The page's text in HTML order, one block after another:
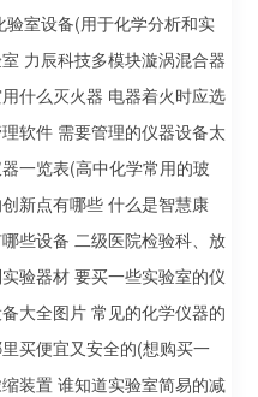
学专业的
试剂的清单
验室设备(用于化学分析和实
力辰科技多模块漩涡混合器
操作？
什么灭火器 电器着火时应选
火
软件 需要管理的仪器设备太
用的实验室管理软件
一览表(高中化学常用的玻
新点有哪些 什么是智慧康
该怎么做？
些设备 二级医院检验科、放
哪些医疗设备!详细点!
验器材 要买一些实验室的仪
一下到哪儿买
大全图片 常见的化学仪器的
买便宜又安全的(想购买一
学实验器材，大概要多少
装置 谁知道实验室简易的减